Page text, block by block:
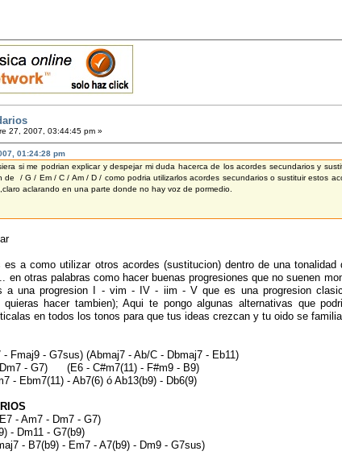
27, 2007, 03:44:45 pm »
01:24:28 pm
si me podrian explicar y despejar mi duda hacerca de los acordes secundarios y
de / G / Em / C / Am / D / como podria utilizarlos acordes secundarios o sustituir estos
aclarando en una parte donde no hay voz de pormedio.
a como utilizar otros acordes (sustitucion) dentro de una tonalidad
en otras palabras como hacer buenas progresiones que no suenen
a una progresion I - vim - IV - iim - V que es una progresion
hacer tambien); Aqui te pongo algunas alternativas que
en todos los tonos para que tus ideas crezcan y tu oido se
Fmaj9 - G7sus) (Abmaj7 - Ab/C - Dbmaj7 - Eb11)
Dm7 - G7) (E6 - C#m7(11) - F#m9 - B9)
- Ab7(6) ó Ab13(b9) - Db6(9)
- Am7 - Dm7 - G7)
- Dm11 - G7(b9)
- B7(b9) - Em7 - A7(b9) - Dm9 - G7sus)